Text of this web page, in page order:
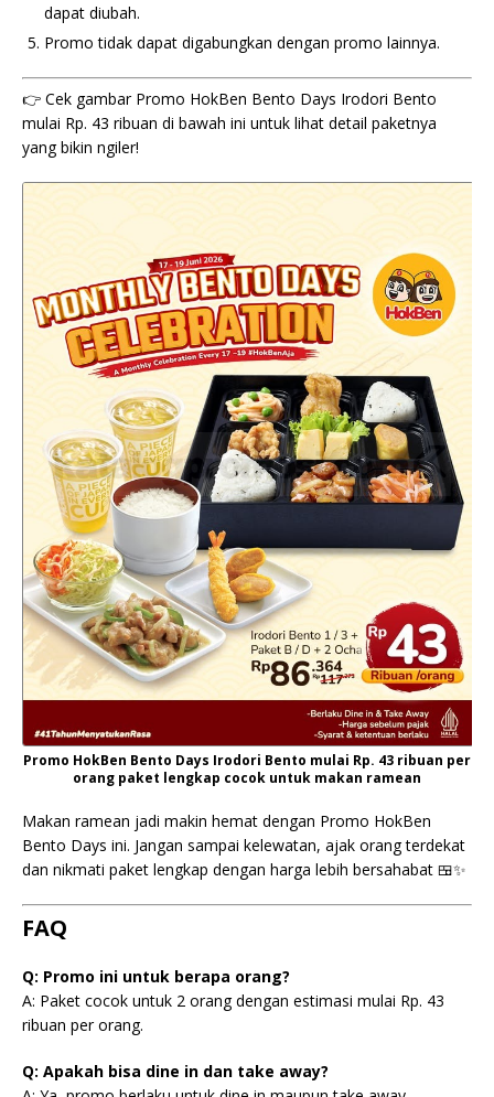
dapat diubah.
Promo tidak dapat digabungkan dengan promo lainnya.
👉 Cek gambar Promo HokBen Bento Days Irodori Bento
mulai Rp. 43 ribuan di bawah ini untuk lihat detail paketnya
yang bikin ngiler!
Promo HokBen Bento Days Irodori Bento mulai Rp. 43 ribuan per
orang paket lengkap cocok untuk makan ramean
Makan ramean jadi makin hemat dengan Promo HokBen
Bento Days ini. Jangan sampai kelewatan, ajak orang terdekat
dan nikmati paket lengkap dengan harga lebih bersahabat 🍱✨
FAQ
Q: Promo ini untuk berapa orang?
A: Paket cocok untuk 2 orang dengan estimasi mulai Rp. 43
ribuan per orang.
Q: Apakah bisa dine in dan take away?